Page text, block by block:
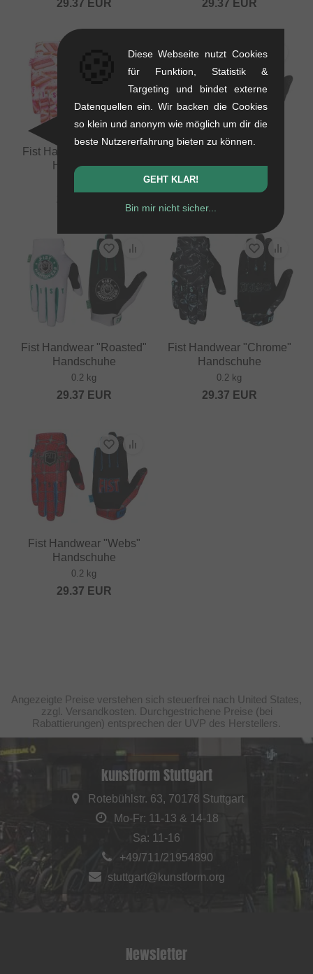
29.37 EUR 29.37 EUR
Fist Handwear "Biscuits"
Handschuhe
Handschuhe
Fist Handwear "Roasted"
Handschuhe
0.2 kg
29.37 EUR
Fist Handwear "Chrome"
Handschuhe
0.2 kg
29.37 EUR
Fist Handwear "Webs"
Handschuhe
0.2 kg
29.37 EUR
Angezeigte Preise verstehen sich steuerfrei nach United States,
zzgl. Versandkosten. Durchgestrichene Preise (bei
Rabattierungen) entsprechen der UVP des Herstellers.
kunstform Stuttgart
Rotebühlstr. 63, 70178 Stuttgart
Mo-Fr: 11-13 & 14-18
Sa: 11-16
+49/711/21954890
stuttgart@kunstform.org
Newsletter
Diese Webseite nutzt Cookies
für Funktion, Statistik &
Targeting und bindet externe
Datenquellen ein. Wir backen die Cookies
so klein und anonym wie möglich um dir die
beste Nutzererfahrung bieten zu können.
GEHT KLAR!
Bin mir nicht sicher...